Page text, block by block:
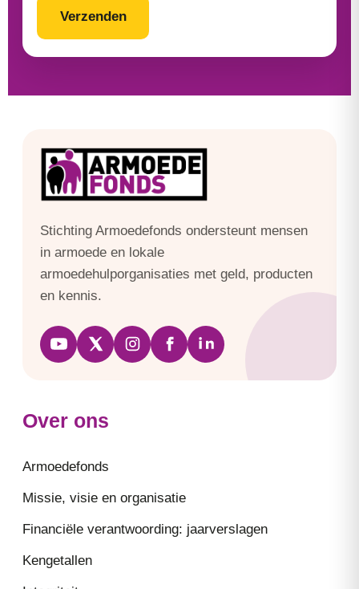
Stichting Armoedefonds ondersteunt mensen
in armoede en lokale
armoedehulporganisaties met geld, producten
en kennis.
Over ons
Armoedefonds
Missie, visie en organisatie
Financiële verantwoording: jaarverslagen
Kengetallen